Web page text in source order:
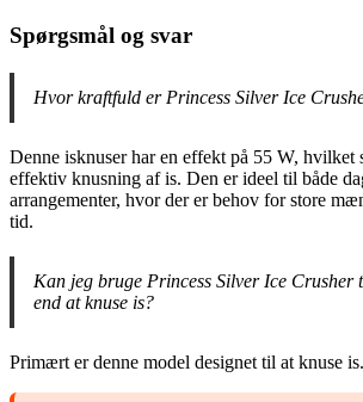
Spørgsmål og svar
Hvor kraftfuld er Princess Silver Ice
Denne isknuser har en effekt på 55 W, hvilket
effektiv knusning af is. Den er ideel til både
arrangementer, hvor der er behov for store
tid.
Kan jeg bruge Princess Silver Ice Crusher
end at knuse is?
Primært er denne model designet til at knuse is.